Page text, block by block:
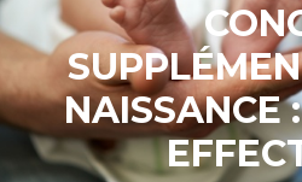
NAISSANCE